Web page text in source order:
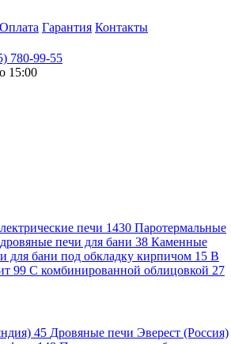
Оплата Гарантия Контакты
780-99-55
15:00
печи 1430 Паротермальные
печи для бани 38 Каменные
для бани под обкладку кирпичом 15 В
99 С комбинированной облицовкой 27
45 Дровяные печи Эверест (Россия)